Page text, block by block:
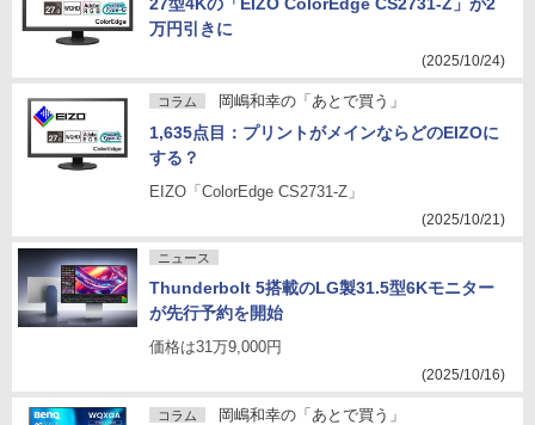
万円引きに
(2025/10/24)
コラム 岡嶋和幸の「あとで買う」
1,635点目：プリントがメインならどのEIZOに
する？
EIZO「ColorEdge CS2731-Z」
(2025/10/21)
ニュース
Thunderbolt 5搭載のLG製31.5型6Kモニター
が先行予約を開始
価格は31万9,000円
(2025/10/16)
コラム 岡嶋和幸の「あとで買う」